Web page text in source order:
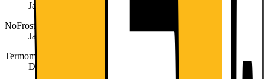
Ja
NoFrost
Ja
Termometer kylskåpsdel
Digital